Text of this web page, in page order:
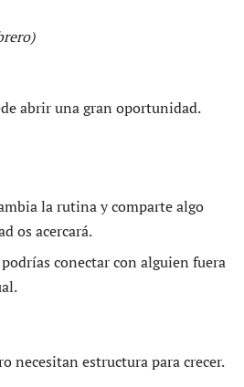
abrir una gran oportunidad.
la rutina y comparte algo
os acercará.
podrías conectar con alguien fuera
necesitan estructura para crecer.